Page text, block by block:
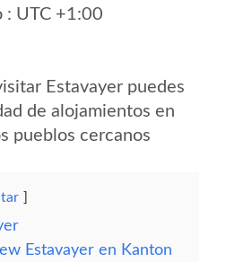
: UTC +1:00
Estavayer puedes
de alojamientos en
pueblos cercanos
Estavayer en Kanton